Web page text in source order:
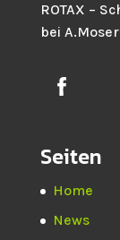
ROTAX –
bei
Seiten
Home
News